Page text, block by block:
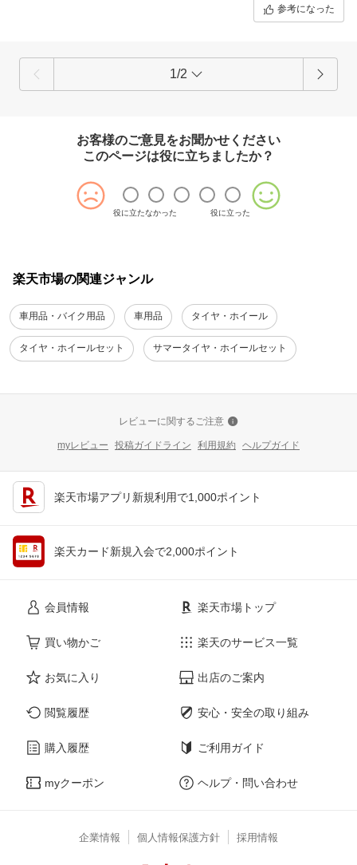
参考になった
1/2
お客様のご意見をお聞かせください
このページは役に立ちましたか？
役に立たなかった 役に立った
楽天市場の関連ジャンル
車用品・バイク用品 車用品 タイヤ・ホイール
タイヤ・ホイールセット サマータイヤ・ホイールセット
レビューに関するご注意
myレビュー 投稿ガイドライン 利用規約 ヘルプガイド
楽天市場アプリ新規利用で1,000ポイント
楽天カード新規入会で2,000ポイント
会員情報
買い物かご
お気に入り
閲覧履歴
購入履歴
myクーポン
楽天市場トップ
楽天のサービス一覧
出店のご案内
安心・安全の取り組み
ご利用ガイド
ヘルプ・問い合わせ
企業情報 個人情報保護方針 採用情報